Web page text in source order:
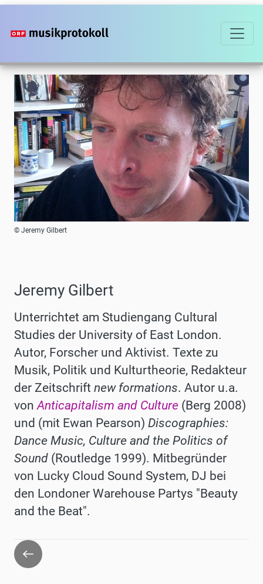
Direkt
zum
Foto
© Jeremy Gilbert
Jeremy Gilbert
Unterrichtet am Studiengang Cultural
Studies der University of East London.
Autor, Forscher und Aktivist. Texte zu
Musik, Politik und Kulturtheorie, Redakteur
der Zeitschrift new formations. Autor u.a.
von Anticapitalism and Culture (Berg 2008)
und (mit Ewan Pearson) Discographies:
Dance Music, Culture and the Politics of
Sound (Routledge 1999). Mitbegründer
von Lucky Cloud Sound System, DJ bei
den Londoner Warehouse Partys "Beauty
and the Beat".
Zurück